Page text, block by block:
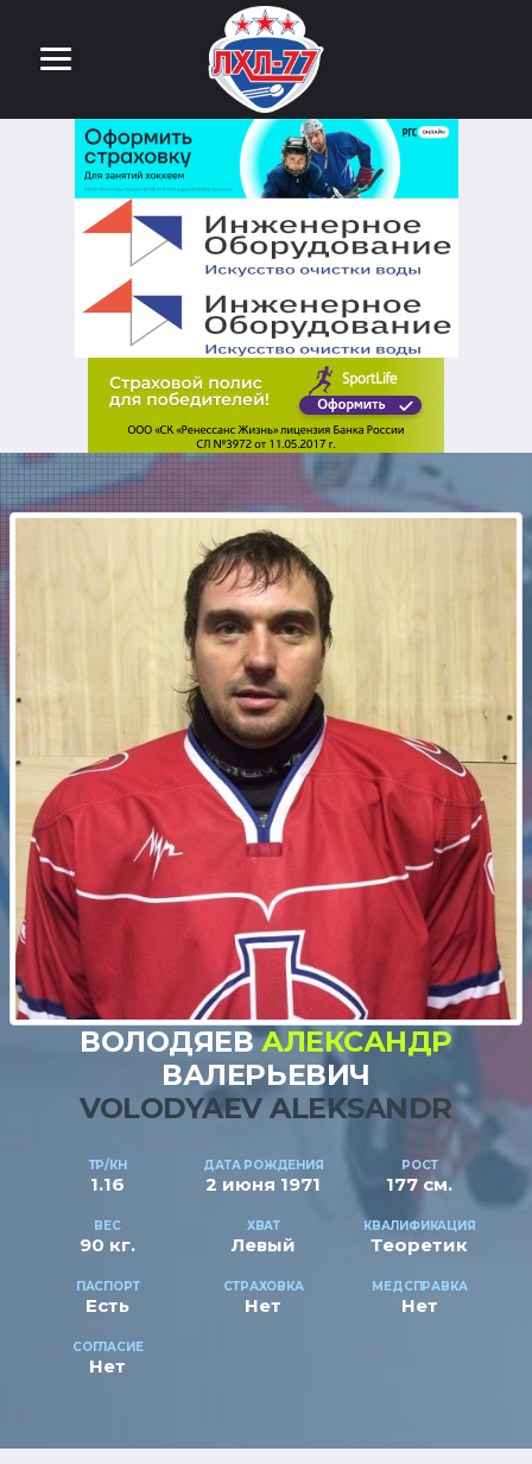
ВОЛОДЯЕВАЛЕКСАНДР
ВАЛЕРЬЕВИЧ
VOLODYAEV ALEKSANDR
ТР/КН
1.16
ДАТА РОЖДЕНИЯ
2 июня 1971
РОСТ
177 см.
ВЕС
90 кг.
ХВАТ
Левый
КВАЛИФИКАЦИЯ
Теоретик
ПАСПОРТ
Есть
СТРАХОВКА
Нет
МЕДСПРАВКА
Нет
СОГЛАСИЕ
Нет